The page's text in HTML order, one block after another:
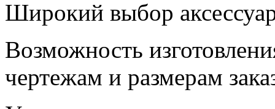
Широкий выбор
Возможность
чертежам и размерам